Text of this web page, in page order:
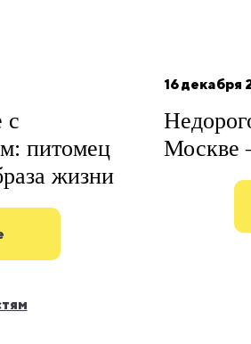
с
питомец
жизни
16 декабря
Москве